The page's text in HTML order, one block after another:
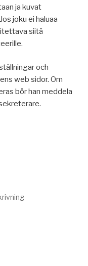
ja kuvat
joku ei haluaa
siitä
och
web sidor. Om
bör han meddela